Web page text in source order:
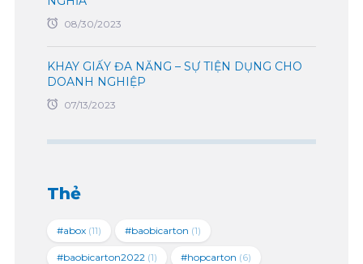
08/30/2023
KHAY GIẤY ĐA NĂNG – SỰ TIỆN DỤNG CHO
DOANH NGHIỆP
07/13/2023
Thẻ
#abox(11) #baobicarton (1)
#baobicarton2022 (1) #hopcarton (6)